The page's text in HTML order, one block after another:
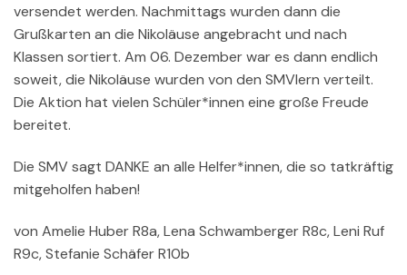
versendet werden. Nachmittags wurden dann die
Grußkarten an die Nikoläuse angebracht und nach
Klassen sortiert. Am 06. Dezember war es dann endlich
soweit, die Nikoläuse wurden von den SMVlern verteilt.
Die Aktion hat vielen Schüler*innen eine große Freude
bereitet.
Die SMV sagt DANKE an alle Helfer*innen, die so tatkräftig
mitgeholfen haben!
von Amelie Huber R8a, Lena Schwamberger R8c, Leni Ruf
R9c, Stefanie Schäfer R10b